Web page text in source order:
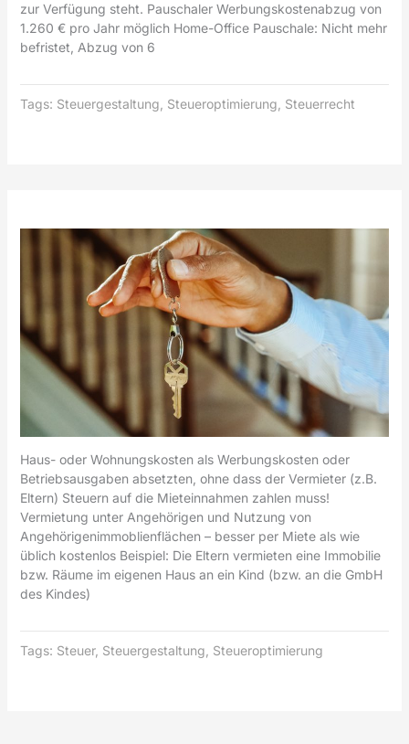
zur Verfügung steht. Pauschaler Werbungskostenabzug von
1.260 € pro Jahr möglich Home-Office Pauschale: Nicht mehr
befristet, Abzug von 6
Tags: Steuergestaltung Steueroptimierung Steuerrecht
Haus- oder Wohnungskosten als Werbungskosten oder
Betriebsausgaben absetzten, ohne dass der Vermieter (z.B.
Eltern) Steuern auf die Mieteinnahmen zahlen muss!
Vermietung unter Angehörigen und Nutzung von
Angehörigenimmoblienflächen – besser per Miete als wie
üblich kostenlos Beispiel: Die Eltern vermieten eine Immobilie
bzw. Räume im eigenen Haus an ein Kind (bzw. an die GmbH
des Kindes)
Tags: Steuer, Steuergestaltung Steueroptimierung